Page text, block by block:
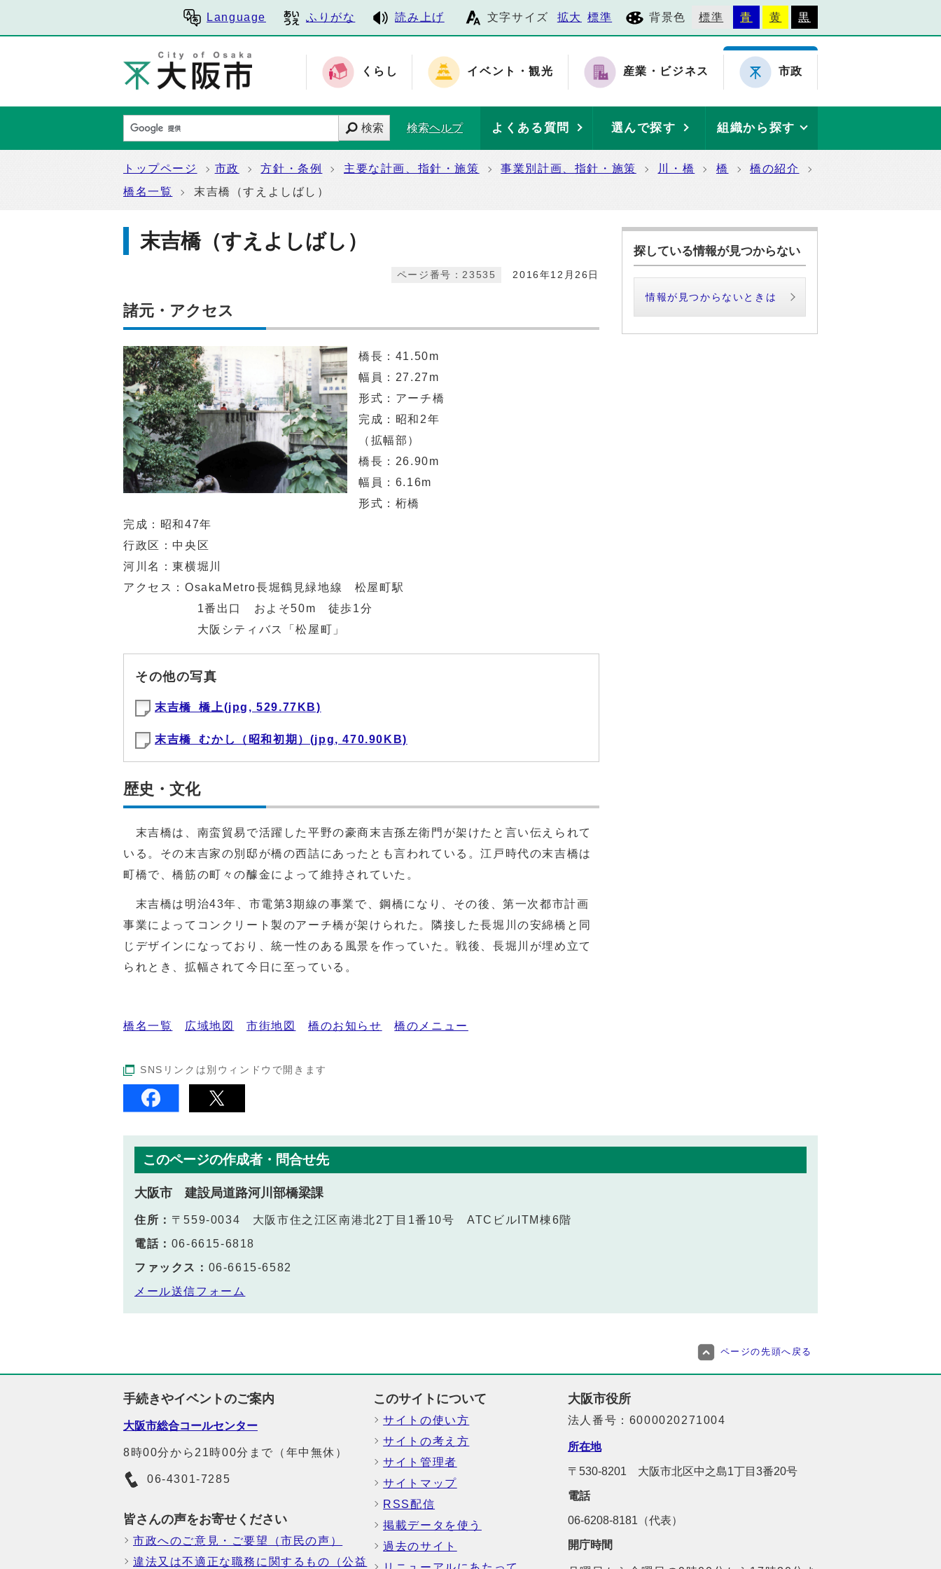
Language ふりがな 読み上げ 文字サイズ 拡大 標準 背景色 標準 青 黄 黒
くらし イベント・観光 産業・ビジネス 市政
検索 検索ヘルプ よくある質問 選んで探す 組織から探す
トップページ 市政 方針・条例 主要な計画、指針・施策 事業別計画、指針・施策 川・橋 橋
橋の紹介
橋名一覧
末吉橋（すえよしばし）
末吉橋（すえよしばし）
2016年12月26日
ページ番号：23535
諸元・アクセス
橋長：41.50m
幅員：27.27m
形式：アーチ橋
完成：昭和2年
（拡幅部）
橋長：26.90m
幅員：6.16m
形式：桁橋
完成：昭和47年
行政区：中央区
河川名：東横堀川
アクセス：OsakaMetro長堀鶴見緑地線 松屋町駅
1番出口 およそ50m 徒歩1分
大阪シティバス「松屋町」
その他の写真
末吉橋_橋上(jpg, 529.77KB)
末吉橋_むかし（昭和初期）(jpg, 470.90KB)
歴史・文化
末吉橋は、南蛮貿易で活躍した平野の豪商末吉孫左衛門が架けたと言い伝えられて
いる。その末吉家の別邸が橋の西詰にあったとも言われている。江戸時代の末吉橋は
町橋で、橋筋の町々の醵金によって維持されていた。
末吉橋は明治43年、市電第3期線の事業で、鋼橋になり、その後、第一次都市計画
事業によってコンクリート製のアーチ橋が架けられた。隣接した長堀川の安綿橋と同
じデザインになっており、統一性のある風景を作っていた。戦後、長堀川が埋め立て
られとき、拡幅されて今日に至っている。
橋名一覧 広域地図 市街地図 橋のお知らせ 橋のメニュー
SNSリンクは別ウィンドウで開きます
探している情報が見つからない
情報が見つからないときは
このページの作成者・問合せ先
大阪市 建設局道路河川部橋梁課
住所： 〒559-0034 大阪市住之江区南港北2丁目1番10号 ATCビルITM棟6階
電話： 06-6615-6818
ファックス： 06-6615-6582
メール送信フォーム
ページの先頭へ戻る
手続きやイベントのご案内
大阪市総合コールセンター
8時00分から21時00分まで（年中無休）
06-4301-7285
皆さんの声をお寄せください
市政へのご意見・ご要望（市民の声）
違法又は不適正な職務に関するもの（公益
このサイトについて
サイトの使い方
サイトの考え方
サイト管理者
サイトマップ
RSS配信
掲載データを使う
過去のサイト
大阪市役所
法人番号：6000020271004
所在地
〒530-8201 大阪市北区中之島1丁目3番20号
電話
06-6208-8181（代表）
開庁時間